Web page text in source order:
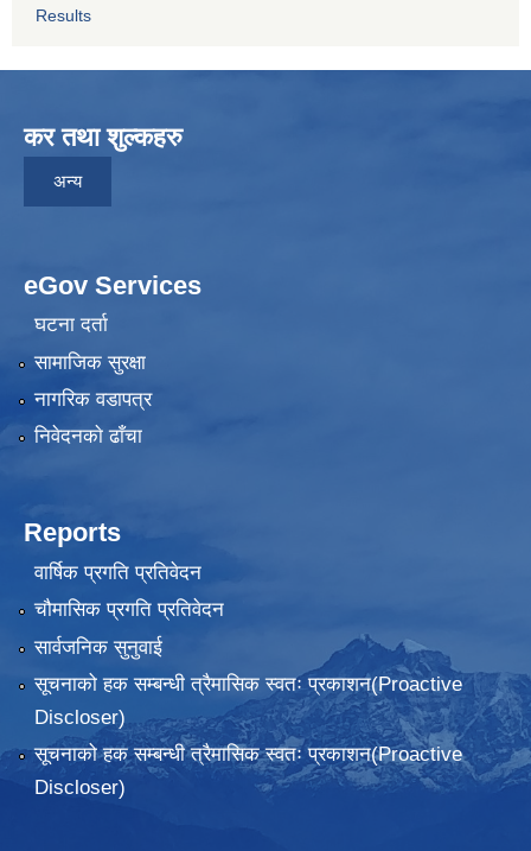
Results
कर तथा शुल्कहरु
अन्य
eGov Services
घटना दर्ता
सामाजिक सुरक्षा
नागरिक वडापत्र
निवेदनकाे ढाँचा
Reports
वार्षिक प्रगति प्रतिवेदन
चौमासिक प्रगति प्रतिवेदन
सार्वजनिक सुनुवाई
सूचनाको हक सम्बन्धी त्रैमासिक स्वतः प्रकाशन(Proactive
Discloser)
सूचनाको हक सम्बन्धी त्रैमासिक स्वतः प्रकाशन(Proactive
Discloser)